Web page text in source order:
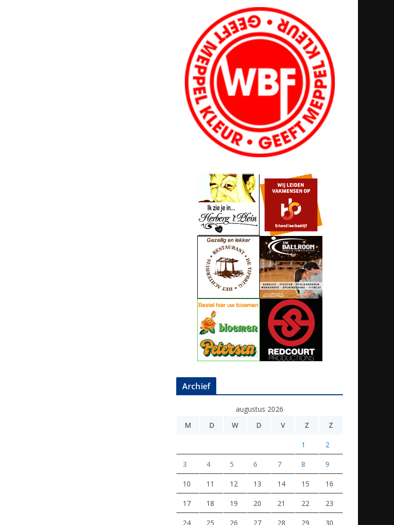
Archief
augustus 2026
M
D W D V Z Z
1 2
3 4 5 6 7 8 9
10 11 12 13 14 15 16
17 18 19 20 21 22 23
24 25 26 27 28 29 30